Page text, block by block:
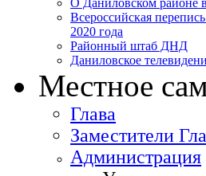
Всероссийская
2020 года
Районный штаб ДНД
Даниловское
Местное
Глава
Заместители
Администрация